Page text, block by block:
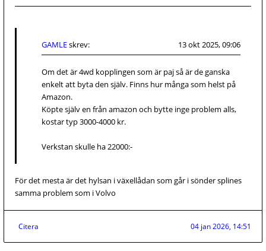
GAMLEskrev: 13 okt 2025, 09:06
Om det är 4wd kopplingen som är paj så är de ganska
enkelt att byta den själv. Finns hur många som helst på
Amazon.
Köpte själv en från amazon och bytte inge problem alls,
kostar typ 3000-4000 kr.
Verkstan skulle ha 22000:-
För det mesta är det hylsan i växellådan som går i sönder splines
samma problem som i Volvo
Citera 04 jan 2026, 14:51